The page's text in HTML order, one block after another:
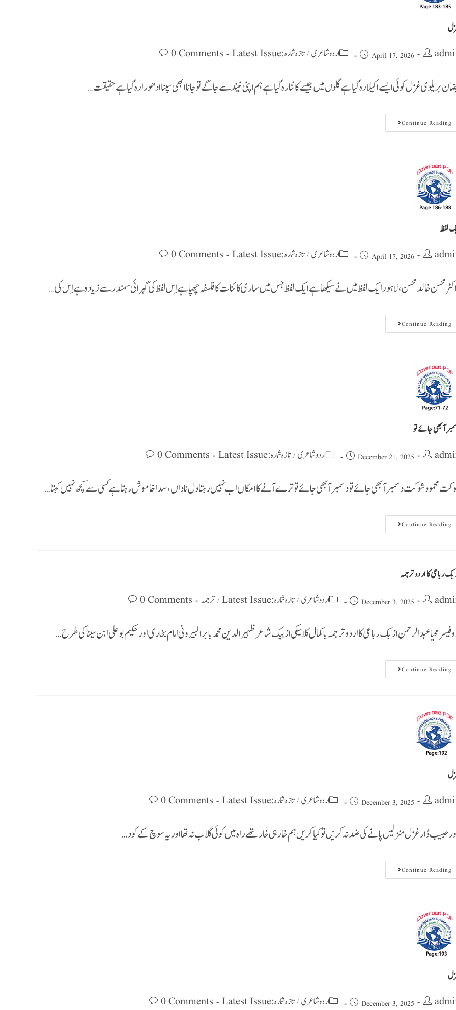
April 17, 2026 اردو شاعری / تازہ شمارہ : Latest Issue 0 Comments
بریلوی غزل کوئی ایسے اکیلا رہ گیا ہے گلوں میں جیسے کانٹا رہ گیا ہے ہم اپنی نیند سے جاگے تو جانا ابھی سپنا ادھورا رہ گیا ہے حقیقت…
Continue Reading
لفظ
April 17, 2026 اردو شاعری / تازہ شمارہ : Latest Issue 0 Comments
محسن خالد محسن،لاہور ایک لفظ میں نے سیکھا ہے ایک لفظ جس میں ساری کائنات کا فلسفہ چھپا ہے اِس لفظ کی گہرائی سمندر سے زیادہ ہے اِس کی…
Continue Reading
آبھی جائے تو
December 21, 2025 اردو شاعری / تازہ شمارہ : Latest Issue 0 Comments
محمود شوکت دسمبر آبھی جائے تو دسمبر آبھی جائے تو ترے آنے کا امکاں اب نہیں رہتا دل ناداں ، سدا خاموش رہتا ہے کسی سے کچھ نہیں کہتا…
Continue Reading
رباعی کا اردو ترجمہ
December 3, 2025 اردو شاعری / تازہ شمارہ : Latest Issue / ترجمہ 0 Comments
محیا عبد الرحمن ازبک رباعی کا اردو ترجمہ با کمال کلاسیکی از بیک شاعرظہیر الدین محمد بابر البیرونی امام بخاری اور حکیم بوعلی ابن سینا کی طرح …
Continue Reading
December 3, 2025 اردو شاعری / تازہ شمارہ : Latest Issue 0 Comments
حبیب ڈار غزل منزلیں پانے کی ضد نہ کریں تو کیا کریں ہم خار ہی خار تھے راہ میں کوئی گلاب نہ تھا اور یہ سوچ کے کود…
Continue Reading
December 3, 2025 اردو شاعری / تازہ شمارہ : Latest Issue 0 Comments